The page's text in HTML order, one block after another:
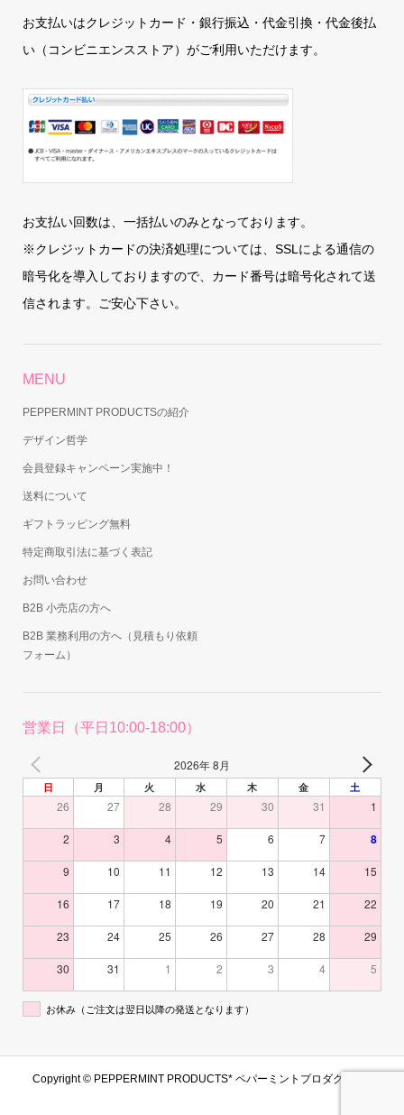
お支払いはクレジットカード・銀行振込・代金引換・代金後払
い（コンビニエンスストア）がご利用いただけます。
お支払い回数は、一括払いのみとなっております。
※クレジットカードの決済処理については、SSLによる通信の
暗号化を導入しておりますので、カード番号は暗号化されて送
信されます。ご安心下さい。
MENU
PEPPERMINT PRODUCTSの紹介
デザイン哲学
会員登録キャンペーン実施中！
送料について
ギフトラッピング無料
特定商取引法に基づく表記
お問い合わせ
B2B 小売店の方へ
B2B 業務利用の方へ（見積もり依頼
フォーム）
営業日（平日10:00-18:00）
2026年 8月
日 月 火 水 木 金 土
26 27 28 29 30 31 1
2 3 4 5 6 7 8
9 10 11 12 13 14 15
16 17 18 19 20 21 22
23 24 25 26 27 28 29
30 31 1 2 3 4 5
お休み（ご注文は翌日以降の発送となります）
Copyright ©PEPPERMINT PRODUCTS* ペパーミントプロダクツ. All